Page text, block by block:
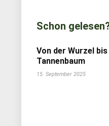
Schon
Von der Wurzel
Tannenbaum
15. September 2025